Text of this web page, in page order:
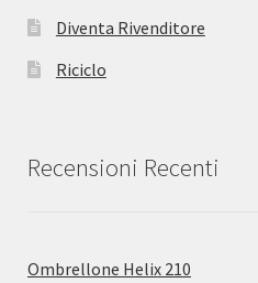
Diventa Rivenditore
Riciclo
Recensioni Recenti
Ombrellone Helix 210